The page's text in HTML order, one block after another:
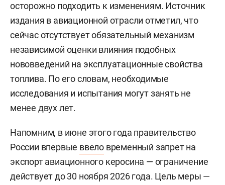
осторожно подходить к изменениям. Источник
издания в авиационной отрасли отметил, что
сейчас отсутствует обязательный механизм
независимой оценки влияния подобных
нововведений на эксплуатационные свойства
топлива. По его словам, необходимые
исследования и испытания могут занять не
менее двух лет.
Напомним, в июне этого года правительство
России впервые ввело временный запрет на
экспорт авиационного керосина — ограничение
действует до 30 ноября 2026 года. Цель меры —